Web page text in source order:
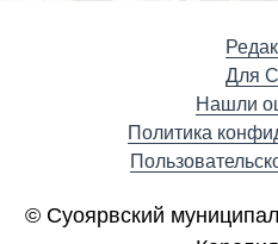
Для
Нашли
Политика
© Суоярвский